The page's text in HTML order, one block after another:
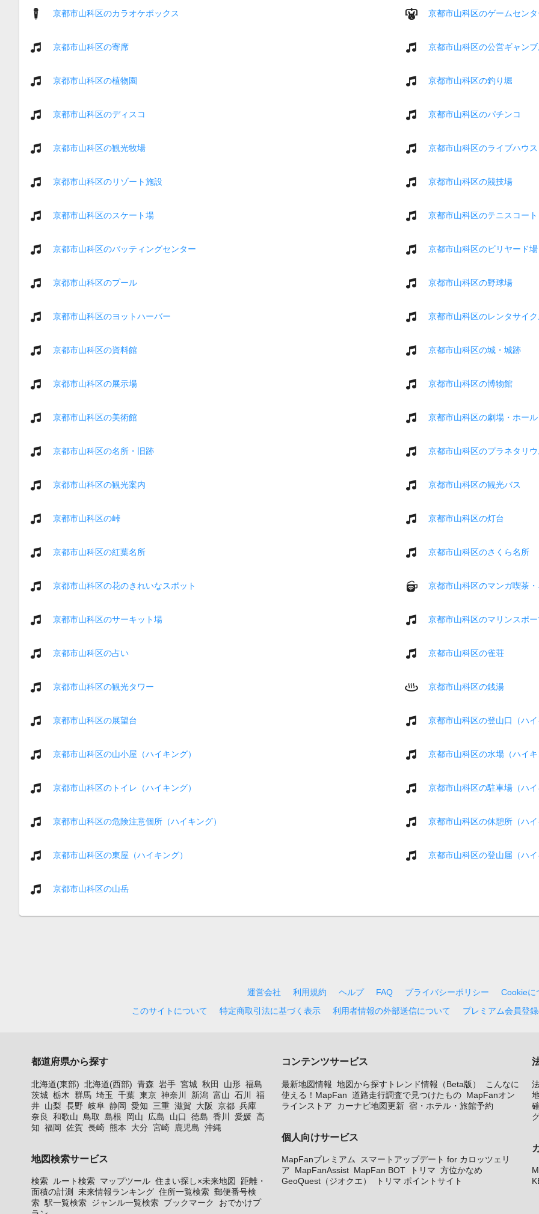
京都市山科区のカラオケボックス 京都市山科区のゲームセン
京都市山科区の寄席 京都市山科区の公営ギャン
京都市山科区の植物園 京都市山科区の釣り堀
京都市山科区のディスコ 京都市山科区のパチンコ
京都市山科区の観光牧場 京都市山科区のライブハウス
京都市山科区のリゾート施設 京都市山科区の競技場
京都市山科区のスケート場 京都市山科区のテニスコート
京都市山科区のバッティングセンター 京都市山科区のビリヤード場
京都市山科区のプール 京都市山科区の野球場
京都市山科区のヨットハーバー 京都市山科区のレンタサイ
京都市山科区の資料館 京都市山科区の城・城跡
京都市山科区の展示場 京都市山科区の博物館
京都市山科区の美術館 京都市山科区の劇場・ホール
京都市山科区の名所・旧跡 京都市山科区のプラネタリ
京都市山科区の観光案内 京都市山科区の観光バス
京都市山科区の峠 京都市山科区の灯台
京都市山科区の紅葉名所 京都市山科区のさくら名所
京都市山科区の花のきれいなスポット 京都市山科区のマンガ喫茶
京都市山科区のサーキット場 京都市山科区のマリンスポ
京都市山科区の占い 京都市山科区の雀荘
京都市山科区の観光タワー 京都市山科区の銭湯
京都市山科区の展望台 京都市山科区の登山口（ハ
京都市山科区の山小屋（ハイキング） 京都市山科区の水場（ハイ
京都市山科区のトイレ（ハイキング） 京都市山科区の駐車場（ハ
京都市山科区の危険注意個所（ハイキング） 京都市山科区の休憩所（ハ
京都市山科区の東屋（ハイキング） 京都市山科区の登山届（ハ
京都市山科区の山岳
運営会社 利用規約 ヘルプ FAQ プライバシーポリシー
Cookieに
このサイトについて
特定商取引法に基づく表示 利用者情報の外部送信について プレミアム会員登
都道府県から探す
北海道(東部) 北海道(西部) 青森 岩手 宮城 秋田 山形 福島
茨城 栃木 群馬 埼玉 千葉 東京 神奈川 新潟 富山 石川
福
井 山梨 長野 岐阜 静岡 愛知 三重 滋賀 大阪 京都 兵庫
奈良
和歌山 鳥取 島根 岡山 広島 山口 徳島 香川 愛媛 高
知 福岡 佐賀 長崎 熊本 大分 宮崎 鹿児島 沖縄
地図検索サービス
検索 ルート検索 マップツール 住まい探し×未来地図
距離・
面積の計測
未来情報ランキング 住所一覧検索 郵便番号検
索 駅一覧検索 ジャンル一覧検索 ブックマーク
おでかけプ
コンテンツサービス
最新地図情報 地図から探すトレンド情報（Beta版）
こんなに
使える！MapFan 道路走行調査で見つけたもの MapFanオン
ラインストア
カーナビ地図更新 宿・ホテル・旅館予約
個人向けサービス
MapFanプレミアム
スマートアップデート for カロッツェリ
ア
MapFanAssist MapFan BOT トリマ 方位かなめ
GeoQuest（ジオクエ）
トリマ ポイントサイト